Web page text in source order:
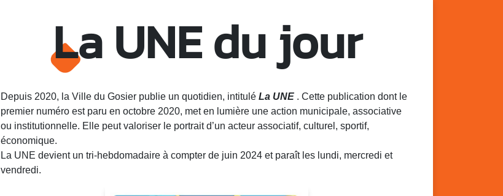
La UNE du jour
Depuis 2020, la Ville du Gosier publie un quotidien, intitulé La UNE . Cette publication dont le
premier numéro est paru en octobre 2020, met en lumière une action municipale, associative
ou institutionnelle. Elle peut valoriser le portrait d’un acteur associatif, culturel, sportif,
économique.
La UNE devient un tri-hebdomadaire à compter de juin 2024 et paraît les lundi, mercredi et
vendredi.